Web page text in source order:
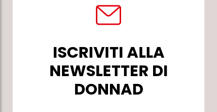
ISCRIVITI ALLA
NEWSLETTER DI
DONNAD